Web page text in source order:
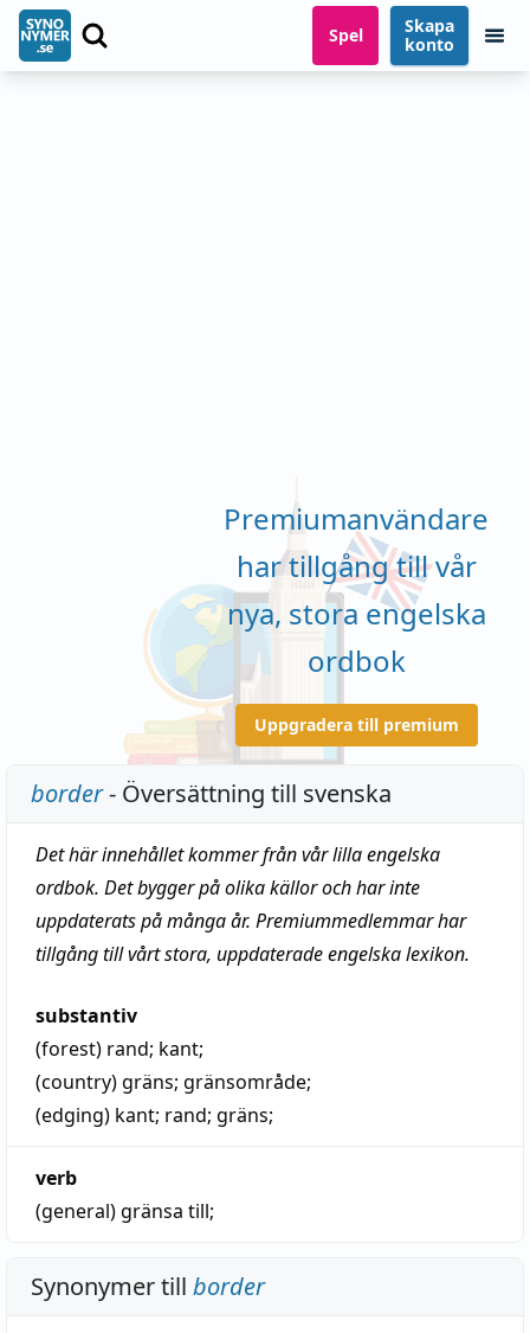
Spel
Skapa
konto
Premiumanvändare
har tillgång till vår
nya, stora engelska
ordbok
Uppgradera till premium
border- Översättning till svenska
Det här innehållet kommer från vår lilla engelska
ordbok. Det bygger på olika källor och har inte
uppdaterats på många år. Premiummedlemmar har
tillgång till vårt stora, uppdaterade engelska lexikon.
substantiv
(forest) rand; kant;
(country)gräns; gränsområde;
(edging) kant; rand; gräns;
verb
(general)gränsa till;
Synonymer till border